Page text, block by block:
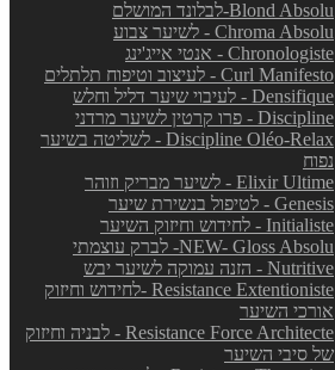
Blond Absolu-לבלונד המושלם
Chroma Absolu - לשיער צבוע
Chronologiste - אנטי אייג'ינג
Curl Manifesto - לעיצוב וטיפוח תלתלים
Densifique - לעיבוי שיער דליל וחלש
Discipline - פרו קרטין לשיער מרדני
Discipline Oléo-Relax - לשליטה בשיער
נפוח
Elixir Ultime - לשיער מבריק וזוהר
Genesis - לטיפול בנשירת שיער
Initialiste - לחידוש וחיזוק השיער
NEW- Gloss Absolu- לברק עוצמתי
Nutritive - הזנה עמוקה לשיער יבש
Resistance Extentioniste -לחידוש וחיזוק
אורכי השיער
Resistance Force Architecte - לבניה וחיזוק
של סיבי השיער